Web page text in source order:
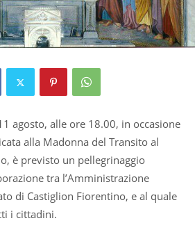
agosto, alle ore 18.00, in occasione
alla Madonna del Transito al
è previsto un pellegrinaggio
tra l’Amministrazione
di Castiglion Fiorentino, e al quale
i cittadini.